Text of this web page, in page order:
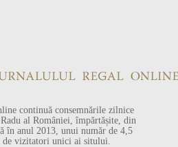
continuă consemnările zilnice
al României, împărtășite, din
în anul 2013, unui număr de 4,5
de vizitatori unici ai sitului.